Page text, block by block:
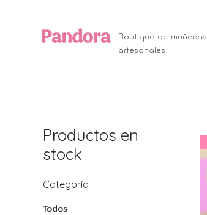
Boutique de muñecas
artesanales
Productos en
stock
Categoría
Todos